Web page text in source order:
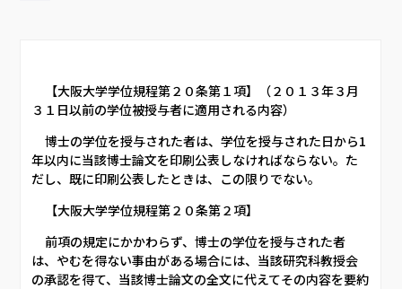
３１日以前の学位被授与者に適用される内容）
     博士の学位を授与された者は、学位を授与された日から1
年以内に当該博士論文を印刷公表しなければならない。た
だし、既に印刷公表したときは、この限りでない。
     【大阪大学学位規程第２０条第２項】
は、やむを得ない事由がある場合には、当該研究科教授会
の承認を得て、当該博士論文の全文に代えてその内容を要約